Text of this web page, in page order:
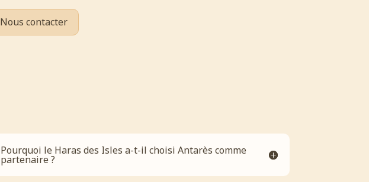
Nous contacter
Pourquoi le Haras des Isles a-t-il choisi Antarès comme
partenaire ?